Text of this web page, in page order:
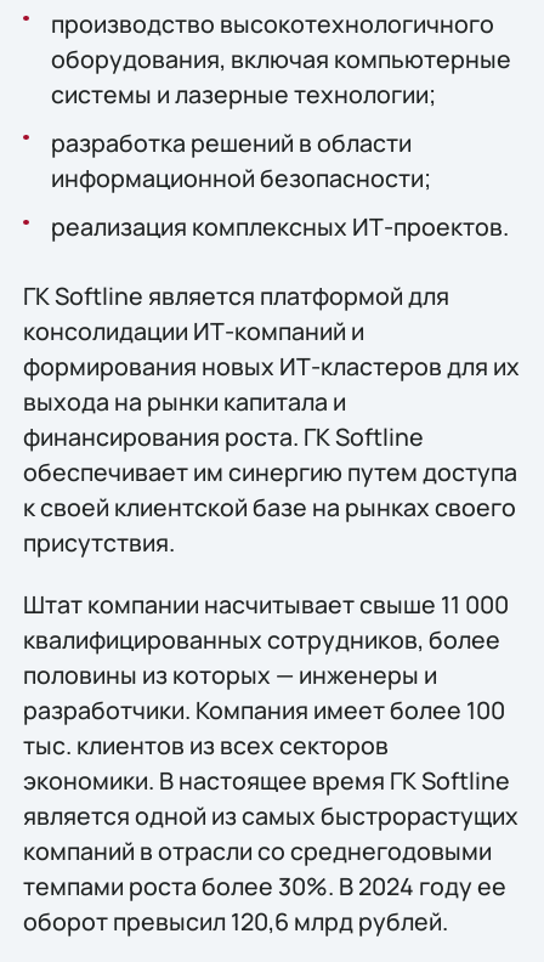
производство высокотехнологичного
оборудования, включая компьютерные
системы и лазерные технологии;
разработка решений в области
информационной безопасности;
реализация комплексных ИТ-проектов.
ГК Softline является платформой для
консолидации ИТ-компаний и
формирования новых ИТ-кластеров для их
выхода на рынки капитала и
финансирования роста. ГК Softline
обеспечивает им синергию путем доступа
к своей клиентской базе на рынках своего
присутствия.
Штат компании насчитывает свыше 11 000
квалифицированных сотрудников, более
половины из которых — инженеры и
разработчики. Компания имеет более 100
тыс. клиентов из всех секторов
экономики. В настоящее время ГК Softline
является одной из самых быстрорастущих
компаний в отрасли со среднегодовыми
темпами роста более 30%. В 2024 году ее
оборот превысил 120,6 млрд рублей.